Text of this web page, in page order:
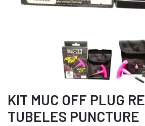
KIT MUC OFF PLUG
TUBELES PUNCTURE